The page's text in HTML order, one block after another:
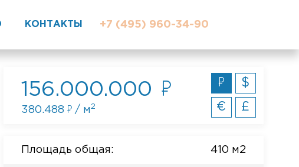
+7 (495) 960-34-90
КОНТАКТЫ
$
£
€
156.000.000
380.488 / м2
Площадь общая: 410 м2